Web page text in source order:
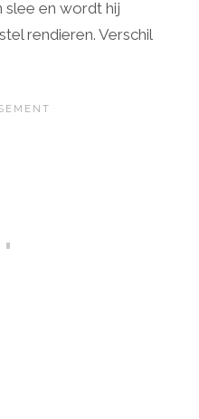
slee en wordt hij
rendieren. Verschil